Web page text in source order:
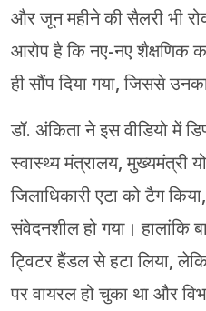
और जून महीने की सैलरी भी
आरोप है कि नए-नए शैक्षणिक
ही सौंप दिया गया, जिससे
डॉ. अंकिता ने इस वीडियो में
स्वास्थ्य मंत्रालय, मुख्यमंत्री
जिलाधिकारी एटा को टैग
संवेदनशील हो गया। हालांकि
ट्विटर हैंडल से हटा लिया,
पर वायरल हो चुका था और